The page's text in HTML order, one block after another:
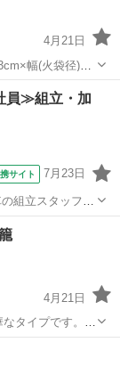
4月21日
組み：プラスチ
足 6本 ・三...
員≫組立・加
サイト 7月23日
組立スタッフ
ンドル・足回
籠
4月21日
■火袋：和紙